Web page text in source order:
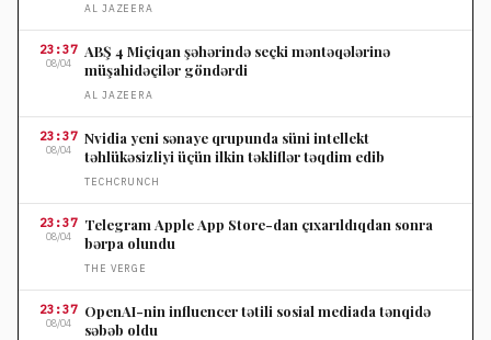
AL JAZEERA
23:37
08/04
ABŞ 4 Miçiqan şəhərində seçki məntəqələrinə
müşahidəçilər göndərdi
AL JAZEERA
23:37
08/04
Nvidia yeni sənaye qrupunda süni intellekt
təhlükəsizliyi üçün ilkin təkliflər təqdim edib
TECHCRUNCH
23:37
08/04
Telegram Apple App Store-dan çıxarıldıqdan sonra
bərpa olundu
THE VERGE
23:37
08/04
OpenAI-nin influencer tətili sosial mediada tənqidə
səbəb oldu